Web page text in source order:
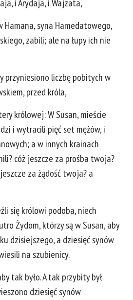
i Arydaja, i Wajzata,
Hamana, syna Hamedatowego,
zabili; ale na łupy ich nie
przyniesiono liczbę pobitych w
przed króla,
królowej: W Susan, mieście
i wytracili pięć set mężów, i
a w innych krainach
cóż jeszcze za prośba twoja?
za żądość twoja? a
się królowi podoba, niech
Żydom, którzy są w Susan, aby
dzisiejszego, a dziesięć synów
na szubienicy.
tak było. A tak przybity był
dziesięć synów